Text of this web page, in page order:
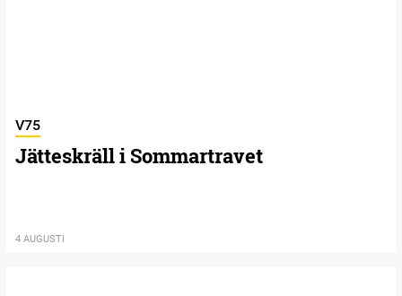
V75
Jätteskräll i Sommartravet
4 AUGUSTI